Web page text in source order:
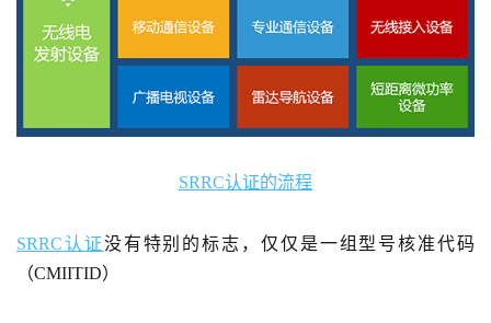
SRRC认证的流程
SRRC认证没有特别的标志，仅仅是一组型号核准代码
（CMIITID）